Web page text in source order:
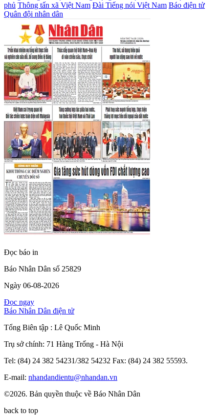
phủ Thông tấn xã Việt Nam Đài Tiếng nói Việt Nam Báo điện tử
Quân đội nhân dân
Đọc báo in
Báo Nhân Dân số 25829
Ngày 06-08-2026
Đọc ngay
Báo Nhân Dân điện tử
Tổng Biên tập : Lê Quốc Minh
Trụ sở chính: 71 Hàng Trống - Hà Nội
Tel: (84) 24 382 54231/382 54232 Fax: (84) 24 382 55593.
E-mail: nhandandientu@nhandan.vn
©2026. Bản quyền thuộc về Báo Nhân Dân
back to top